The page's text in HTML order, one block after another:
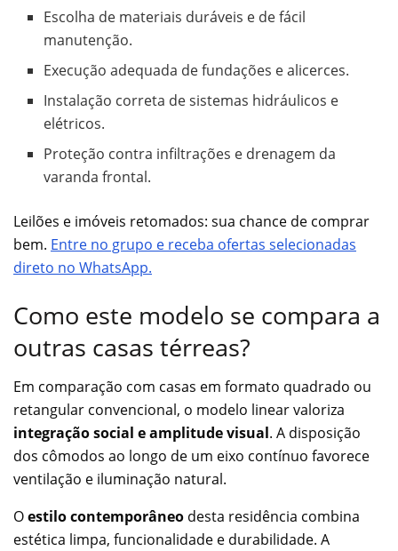
Escolha de materiais duráveis e de fácil
manutenção.
Execução adequada de fundações e alicerces.
Instalação correta de sistemas hidráulicos e
elétricos.
Proteção contra infiltrações e drenagem da
varanda frontal.
Leilões e imóveis retomados: sua chance de comprar
bem. Entre no grupo e receba ofertas selecionadas
direto no WhatsApp.
Como este modelo se compara a
outras casas térreas?
Em comparação com casas em formato quadrado ou
retangular convencional, o modelo linear valoriza
integração social e amplitude visual. A disposição
dos cômodos ao longo de um eixo contínuo favorece
ventilação e iluminação natural.
Oestilo contemporâneo desta residência combina
estética limpa, funcionalidade e durabilidade. A